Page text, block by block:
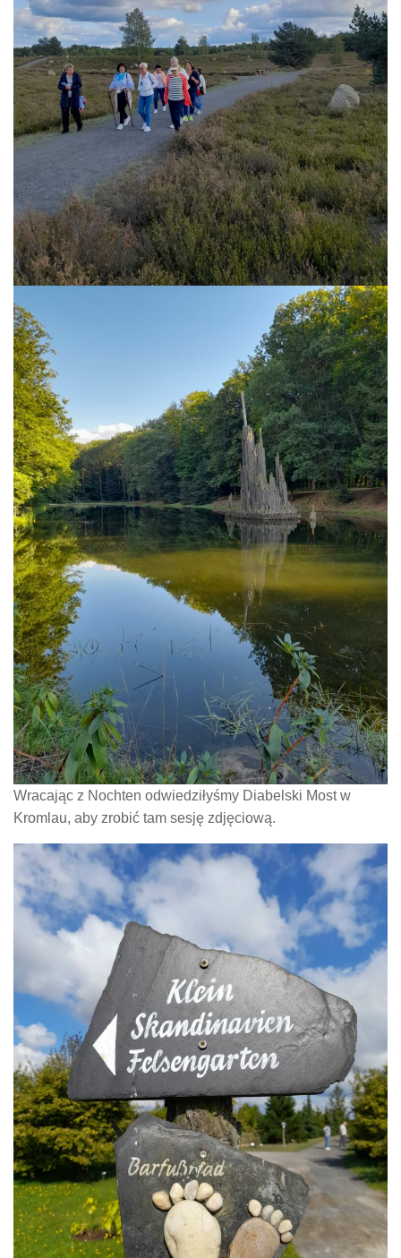
Wracając z Nochten odwiedziłyśmy Diabelski Most w
Kromlau, aby zrobić tam sesję zdjęciową.